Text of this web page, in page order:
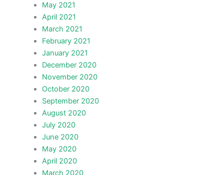
May 2021
April 2021
March 2021
February 2021
January 2021
December 2020
November 2020
October 2020
September 2020
August 2020
July 2020
June 2020
May 2020
April 2020